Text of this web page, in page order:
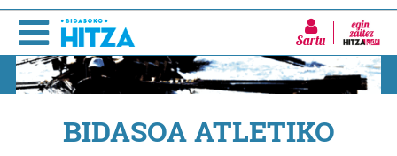
Sartu
BIDASOA ATLETIKO